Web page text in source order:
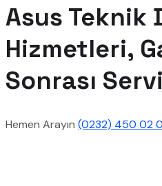
Asus Teknik
Hizmetleri,
Sonrası
Hemen Arayın (0232) 450 02